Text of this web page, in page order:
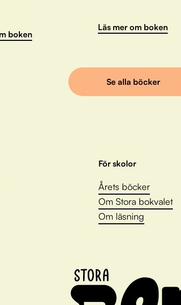
boken
Läs mer om boken
Se alla böcker
För skolor
Årets böcker
Om Stora bokvalet
Om läsning